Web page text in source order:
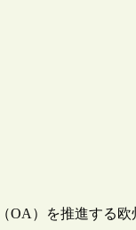
OA）を推進する